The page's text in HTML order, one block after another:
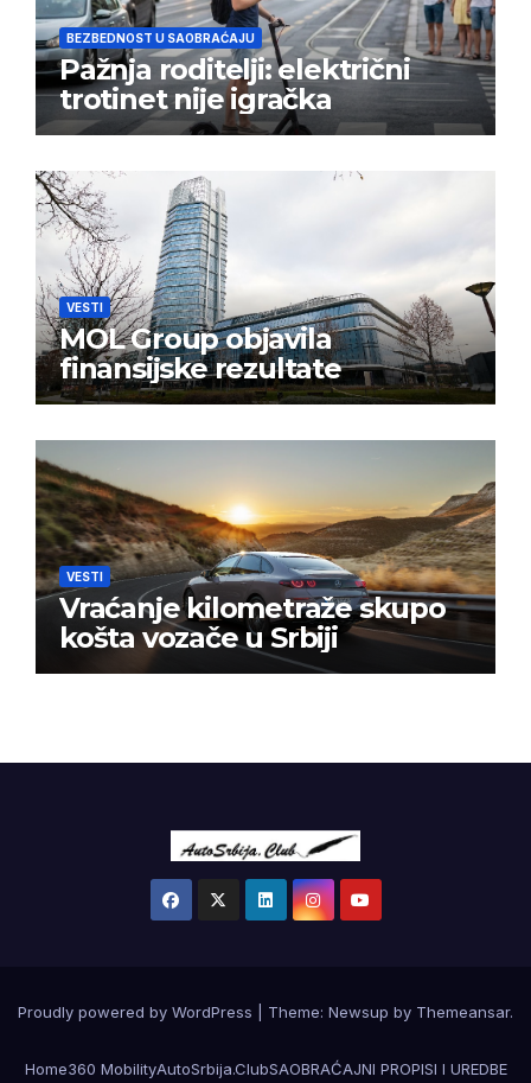
BEZBEDNOST U SAOBRAĆAJU
Pažnja roditelji: električni
trotinet nije igračka
VESTI
MOL Group objavila
finansijske rezultate
VESTI
Vraćanje kilometraže skupo
košta vozače u Srbiji
Proudly powered by WordPress Theme: Newsup by Themeansar.
Home360 MobilityAutoSrbija.ClubSAOBRAĆAJNI PROPISI I UREDBE